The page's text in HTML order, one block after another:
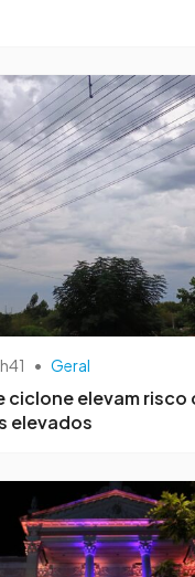
• Geral
ciclone elevam risco
elevados